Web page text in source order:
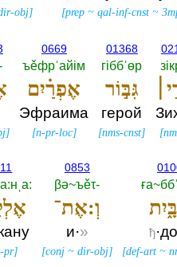
[prep ~qal-inf-cnst ~
obj]
[
01368
гiббˈөр
גִּבּ֣וֹר
герой
[nms-cnst]
0669
ъěфрˈайiм
אֶפְרַ֗יִם
Эфраима
[n-pr-loc]
]
ђ
[def-art ~
0853
βә~ъěτ-‎
וְ:אֶת־
и·»
[conj ~dir-obj]
pr]